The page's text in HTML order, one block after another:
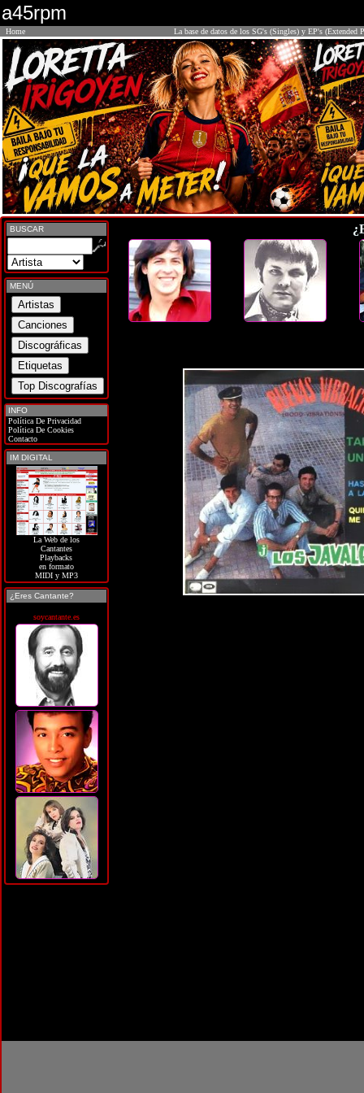
a45rpm
Home La base de datos de los SG's (Singles) y EP's (Extended
BUSCAR
MENÚ
INFO
Política De Privacidad
Política De Cookies
Contacto
IM DIGITAL
La Web de los
Cantantes
Playbacks
en formato
MIDI y MP3
¿Eres Cantante?
soycantante.es